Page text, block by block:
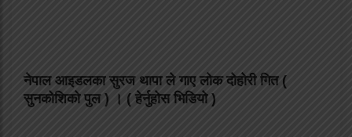
नेपाल आइडलका सुरज थापा ले गाए लोक दोहोरी गित (
सुनकोशिको पुल ) । ( हेर्नुहोस भिडियो )